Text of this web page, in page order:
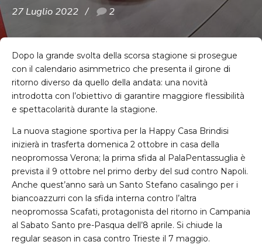
27 Luglio 2022 2
Dopo la grande svolta della scorsa stagione si prosegue
con il calendario asimmetrico che presenta il girone di
ritorno diverso da quello della andata: una novità
introdotta con l’obiettivo di garantire maggiore flessibilità
e spettacolarità durante la stagione.
La nuova stagione sportiva per la Happy Casa Brindisi
inizierà in trasferta domenica 2 ottobre in casa della
neopromossa Verona; la prima sfida al PalaPentassuglia è
prevista il 9 ottobre nel primo derby del sud contro Napoli.
Anche quest’anno sarà un Santo Stefano casalingo per i
biancoazzurri con la sfida interna contro l’altra
neopromossa Scafati, protagonista del ritorno in Campania
al Sabato Santo pre-Pasqua dell’8 aprile. Si chiude la
regular season in casa contro Trieste il 7 maggio.